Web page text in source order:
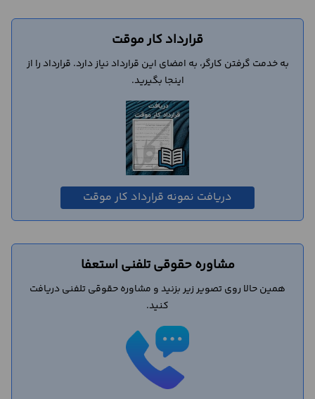
قرارداد کار موقت
به خدمت گرفتن کارگر، به امضای این قرارداد نیاز دارد. قرارداد را از
اینجا بگیرید.
دریافت نمونه قرارداد کار موقت
مشاوره حقوقی تلفنی استعفا
همین حالا روی تصویر زیر بزنید و مشاوره حقوقی تلفنی دریافت
کنید.